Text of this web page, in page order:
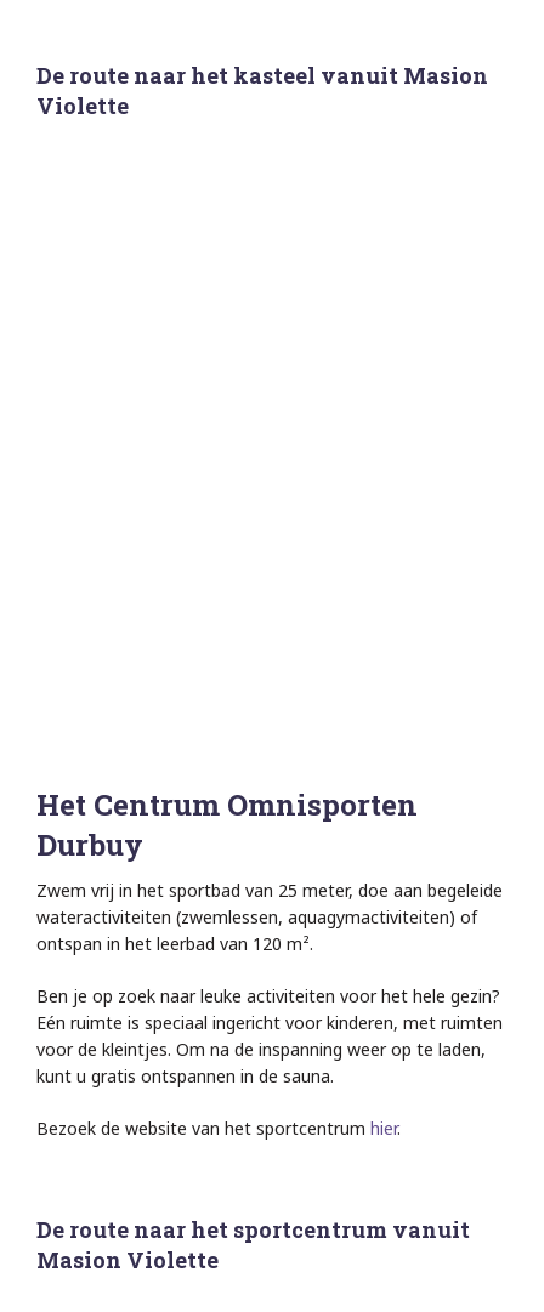
De route naar het kasteel vanuit Masion
Violette
Het Centrum Omnisporten
Durbuy
Zwem vrij in het sportbad van 25 meter, doe aan begeleide
wateractiviteiten (zwemlessen, aquagymactiviteiten) of
ontspan in het leerbad van 120 m².
Ben je op zoek naar leuke activiteiten voor het hele gezin?
Eén ruimte is speciaal ingericht voor kinderen, met ruimten
voor de kleintjes. Om na de inspanning weer op te laden,
kunt u gratis ontspannen in de sauna.
Bezoek de website van het sportcentrum hier.
De route naar het sportcentrum vanuit
Masion Violette